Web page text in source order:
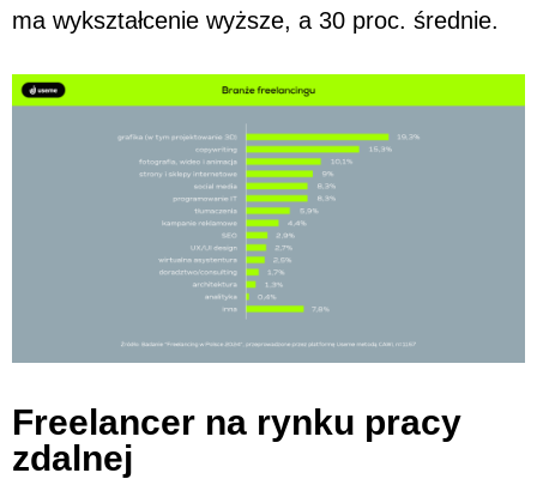
ma wykształcenie wyższe, a 30 proc. średnie.
Freelancer na rynku pracy
zdalnej